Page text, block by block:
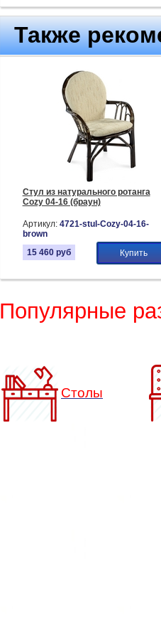
Также
Стул из натурального ротанга
Cozy 04-16 (браун)
Артикул: 4721-stul-Cozy-04-16-
brown
15 460 руб Купить
Популярные
Столы